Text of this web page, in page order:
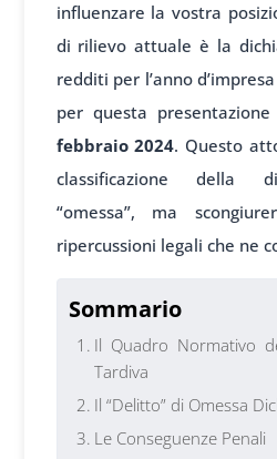
influenzare la vostra
di rilievo attuale è la
redditi per l’anno
per questa
febbraio 2024. Questo
classificazione della
“omessa”, ma
ripercussioni legali che ne
Sommario
Il Quadro Normativo
Tardiva
Il “Delitto” di Omessa
Le Conseguenze Penali